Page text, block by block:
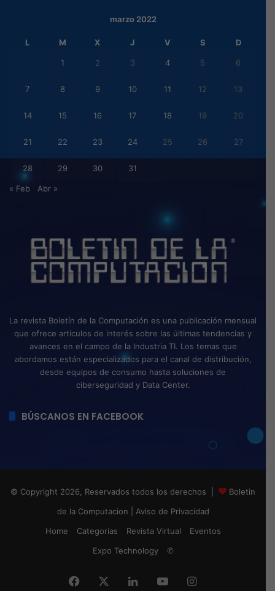
marzo 2022
L M X J V S D
1 2 3 4 5 6
7 8 9 10 11 12 13
14 15 16 17 18 19 20
21 22 23 24 25 26 27
28 29 30 31
« Feb Abr »
La revista Boletín de la Computación es una publicación mensual
que ofrece artículos de interés sobre las últimas tendencias y
avances en el campo de la Industria TI. Los temas que
abordamos están especializados para el canal de distribución,
desde equipos de consumo hasta soluciones de
ciberseguridad y Data Center.
BÚSCANOS EN FACEBOOK
© Copyright 2026, Reservados todos los derechos |
Boletin
de la Computacion
Aviso de Privacidad
Home
Categorias Revista Virtual
Eventos
Expo Technology
✆
Facebook LinkedInYouTubeInstagram